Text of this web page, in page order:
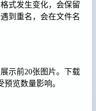
式发生变化，会保留
到重名，会在文件名
示前20张图片。下载
览数量影响。